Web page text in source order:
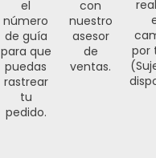
el
número
de guía
para que
puedas
rastrear
tu
pedido.
con
nuestro
asesor
de
ventas.
por